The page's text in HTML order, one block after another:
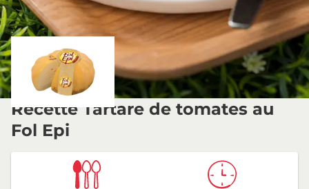
Recette Tartare de tomates au
Fol Epi